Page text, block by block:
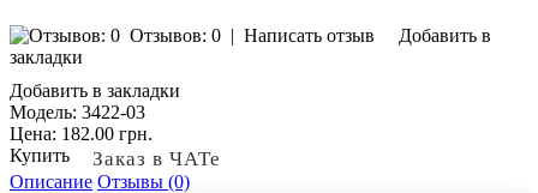
Отзывов: 0 | Написать отзыв
Добавить в
закладки
Добавить в закладки
Модель: 3422-03
Цена: 182.00 грн.
Купить
Заказ в ЧАТе
Описание Отзывы (0)